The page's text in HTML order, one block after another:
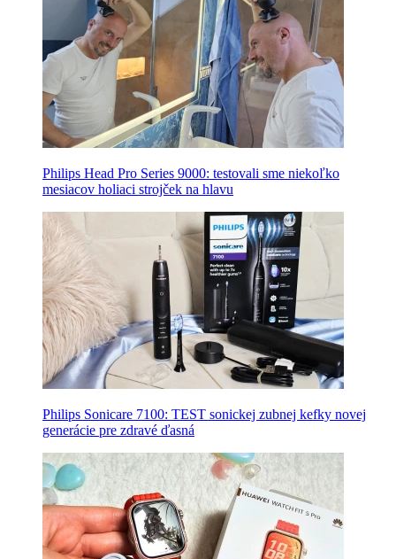
Philips Head Pro Series 9000: testovali sme niekoľko
mesiacov holiaci strojček na hlavu
Philips Sonicare 7100: TEST sonickej zubnej kefky novej
generácie pre zdravé ďasná